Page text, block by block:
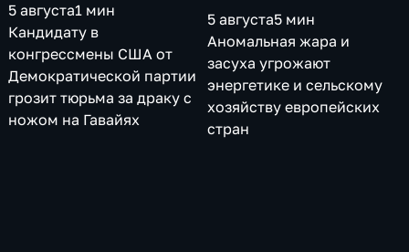
5 августа1 мин
Кандидату в
конгрессмены США от
Демократической партии
грозит тюрьма за драку с
ножом на Гавайях
5 августа5 мин
Аномальная жара и
засуха угрожают
энергетике и сельскому
хозяйству европейских
стран